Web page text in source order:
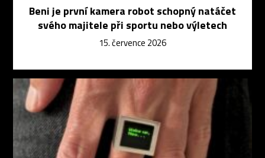
Beni je první kamera robot schopný natáčet
svého majitele při sportu nebo výletech
15. července 2026